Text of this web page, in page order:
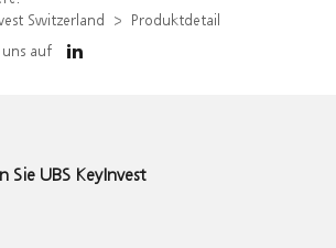
Switzerland
Produktdetail
uns auf
Sie UBS KeyInvest